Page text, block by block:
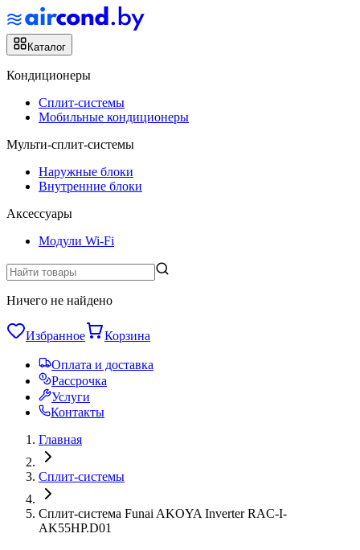
Каталог
Кондиционеры
Сплит-системы
Мобильные кондиционеры
Мульти-сплит-системы
Наружные блоки
Внутренние блоки
Аксессуары
Модули Wi-Fi
Ничего не найдено
Избранное Корзина
Оплата и доставка
Рассрочка
Услуги
Контакты
Главная
Сплит-системы
Сплит-система Funai AKOYA Inverter RAC-I-
AK55HP.D01